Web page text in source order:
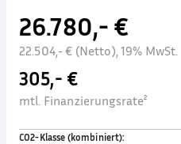
26.780,- €
22.504,- € (Netto), 19% MwSt.
305,- €
mtl. Finanzierungsrate²
CO2-Klasse (kombiniert):